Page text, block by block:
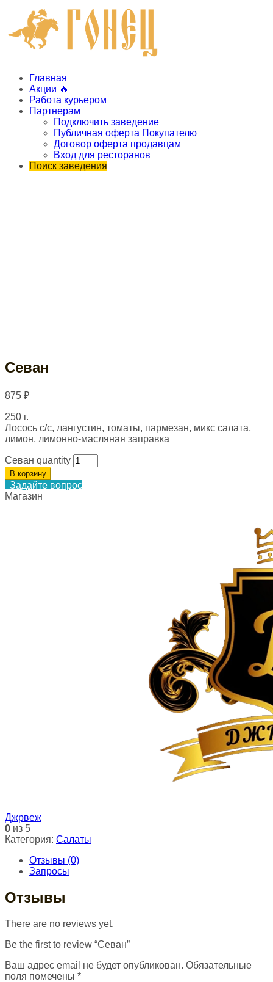
Главная
Акции 🔥
Работа курьером
Партнерам
Подключить заведение
Публичная оферта Покупателю
Договор оферта продавцам
Вход для ресторанов
Поиск заведения
Севан
875 ₽
250 г.
Лосось с/с, лангустин, томаты, пармезан, микс салата,
лимон, лимонно-масляная заправка
Севан quantity
В корзину
Задайте вопрос
Магазин
Джрвеж
0 из 5
Категория: Салаты
Отзывы (0)
Запросы
Отзывы
There are no reviews yet.
Be the first to review “Севан”
Ваш адрес email не будет опубликован. Обязательные
поля помечены *